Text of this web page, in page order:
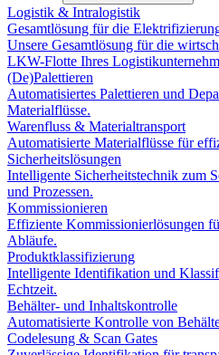
Logistik & Intralogistik
Gesamtlösung für die
Unsere Gesamtlösung für die
LKW-Flotte Ihres
(De)Palettieren
Automatisiertes Palettieren und
Materialflüsse.
Warenfluss & Materialtransport
Automatisierte Materialflüsse für
Sicherheitslösungen
Intelligente Sicherheitstechnik zum
und Prozessen.
Kommissionieren
Effiziente Kommissionierlösungen
Abläufe.
Produktklassifizierung
Intelligente Identifikation und
Echtzeit.
Behälter- und Inhaltskontrolle
Automatisierte Kontrolle von
Codelesung & Scan Gates